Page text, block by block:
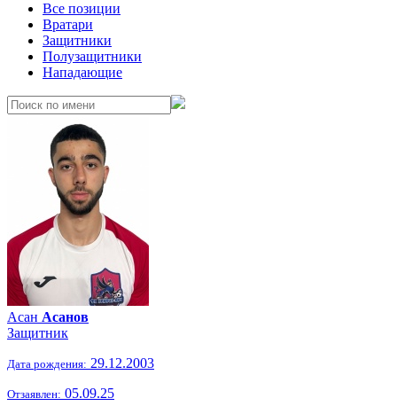
Все позиции
Вратари
Защитники
Полузащитники
Нападающие
Асан Асанов
Защитник
Дата рождения: 29.12.2003
Отзаявлен: 05.09.25